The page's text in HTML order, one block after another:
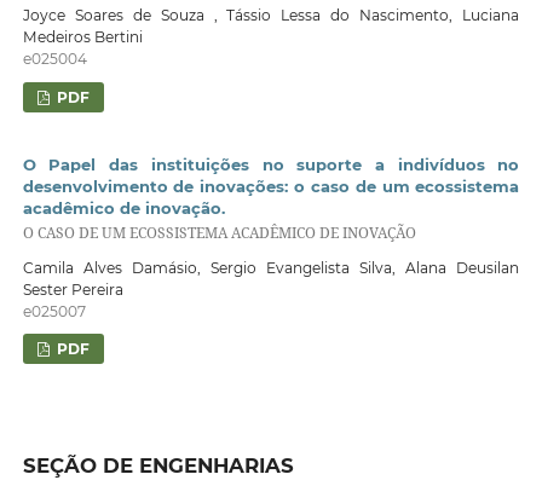
Joyce Soares de Souza , Tássio Lessa do Nascimento, Luciana
Medeiros Bertini
e025004
PDF
O Papel das instituições no suporte a indivíduos no
desenvolvimento de inovações: o caso de um ecossistema
acadêmico de inovação.
O CASO DE UM ECOSSISTEMA ACADÊMICO DE INOVAÇÃO
Camila Alves Damásio, Sergio Evangelista Silva, Alana Deusilan
Sester Pereira
e025007
PDF
SEÇÃO DE ENGENHARIAS